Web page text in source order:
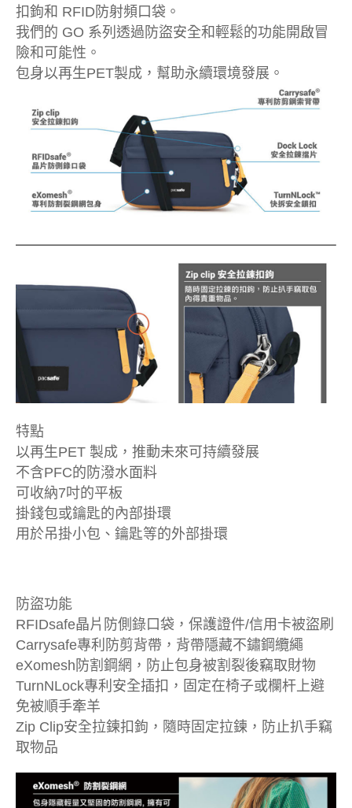
扣鉤和 RFID防射頻口袋。
我們的 GO 系列透過防盜安全和輕鬆的功能開啟冒
險和可能性。
包身以再生PET製成，幫助永續環境發展。
特點
以再生PET 製成，推動未來可持續發展
不含PFC的防潑水面料
可收納7吋的平板
掛錢包或鑰匙的內部掛環
用於吊掛小包、鑰匙等的外部掛環
防盜功能
RFIDsafe晶片防側錄口袋，保護證件/信用卡被盜刷
Carrysafe專利防剪背帶，背帶隱藏不鏽鋼纜繩
eXomesh防割鋼網，防止包身被割裂後竊取財物
TurnNLock專利安全插扣，固定在椅子或欄杆上避
免被順手牽羊
Zip Clip安全拉鍊扣鉤，隨時固定拉鍊，防止扒手竊
取物品